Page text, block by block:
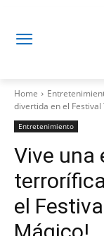
Home
divertida en el
Entretenimiento
Vive una
el